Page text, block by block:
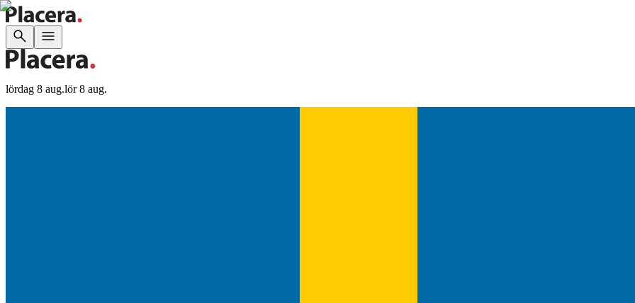
lördag 8 aug.lör 8 aug.